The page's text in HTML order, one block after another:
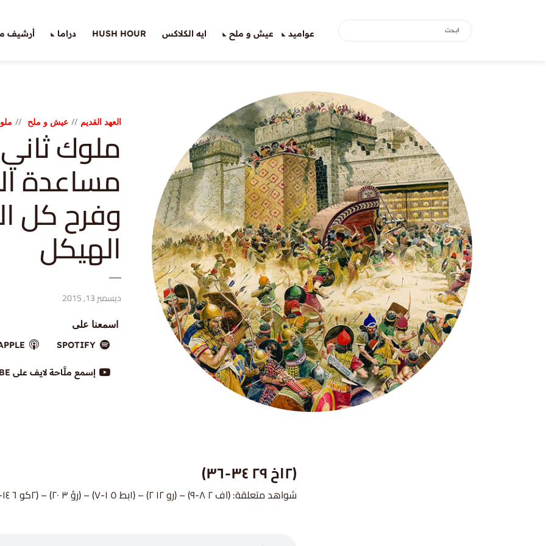
عواميد عيش و ملح ايه الكلاكس HUSH HOUR دراما أرشيف
العهد القديم عيش و ملح
مساعدة
وفرح كل
الهيكل
ديسمبر 13, 2015
اسمعنا على
SPOTIFY
إسمع ملَّاحة لايف على YOUTUBE
(٢اخ ٢٩ ٣٤-٣٦)
شواهد متعلقة: (اف ٢ ٨-٩) – (رو ١٢ ٢) – (١بط ٥ ١-٧) – (رؤ ٣ ٢٠) – (٢كو ٦ ١٤-١٨)